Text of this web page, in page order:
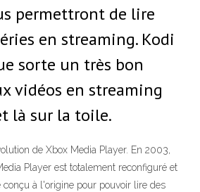
permettront de lire
en streaming. Kodi
sorte un très bon
vidéos en streaming
là sur la toile.
de Xbox Media Player. En 2003,
Player est totalement reconfiguré et
conçu à l'origine pour pouvoir lire des